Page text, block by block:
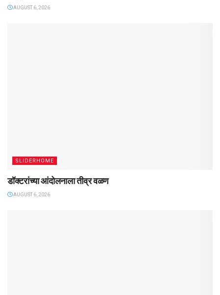
AUGUST 6, 2026
SLIDERHOME
डॉक्टरांच्या आंदोलनाला तीव्र वळण
AUGUST 6, 2026